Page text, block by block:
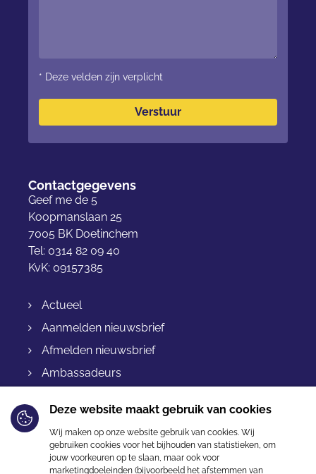
* Deze velden zijn verplicht
Verstuur
Contactgegevens
Geef me de 5
Koopmanslaan 25
7005 BK Doetinchem
Tel: 0314 82 09 40
KvK: 09157385
Actueel
Aanmelden nieuwsbrief
Afmelden nieuwsbrief
Ambassadeurs
Betalen
Retourneren
Garantie
Deze website maakt gebruik van cookies
Wij maken op onze website gebruik van cookies. Wij
gebruiken cookies voor het bijhouden van statistieken, om
jouw voorkeuren op te slaan, maar ook voor
marketingdoeleinden (bijvoorbeeld het afstemmen van